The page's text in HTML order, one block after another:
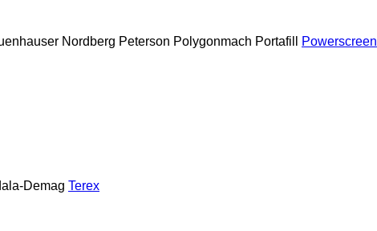
Nordberg Peterson Polygonmach Portafill
Powerscreen
Demag Terex